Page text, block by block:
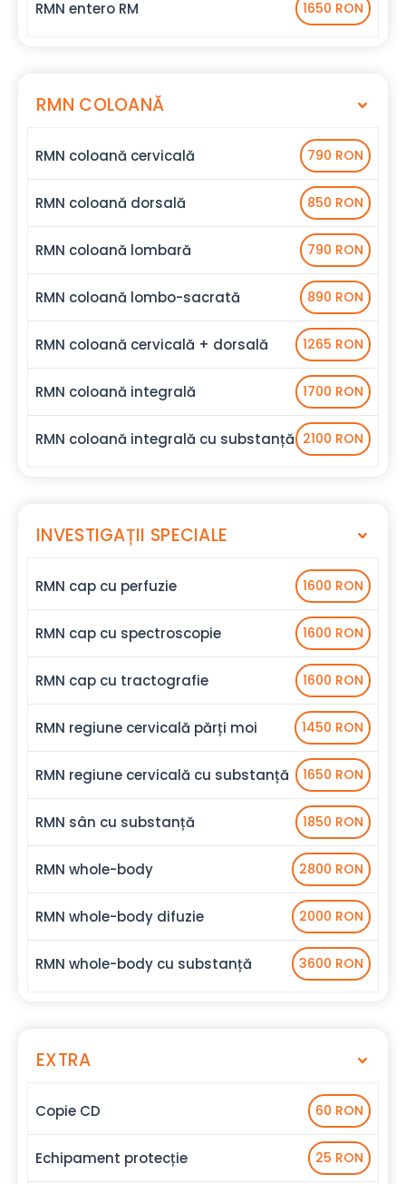
RMN entero RM 1650 RON
RMN COLOANĂ
RMN coloană cervicală 790 RON
RMN coloană dorsală 850 RON
RMN coloană lombară 790 RON
RMN coloană lombo-sacrată 890 RON
RMN coloană cervicală + dorsală 1265 RON
RMN coloană integrală 1700 RON
RMN coloană integrală cu substanță 2100 RON
INVESTIGAȚII SPECIALE
RMN cap cu perfuzie 1600 RON
RMN cap cu spectroscopie 1600 RON
RMN cap cu tractografie 1600 RON
RMN regiune cervicală părți moi 1450 RON
RMN regiune cervicală cu substanță 1650 RON
RMN sân cu substanță 1850 RON
RMN whole-body 2800 RON
RMN whole-body difuzie 2000 RON
RMN whole-body cu substanță 3600 RON
EXTRA
Copie CD 60 RON
Echipament protecție 25 RON